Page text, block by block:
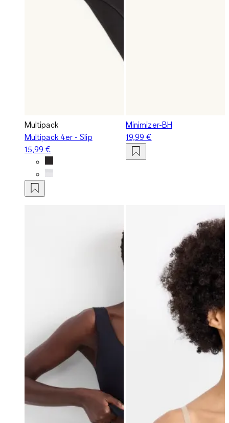
Multipack
Multipack 4er - Slip
15,99 €
Minimizer-BH
19,99 €